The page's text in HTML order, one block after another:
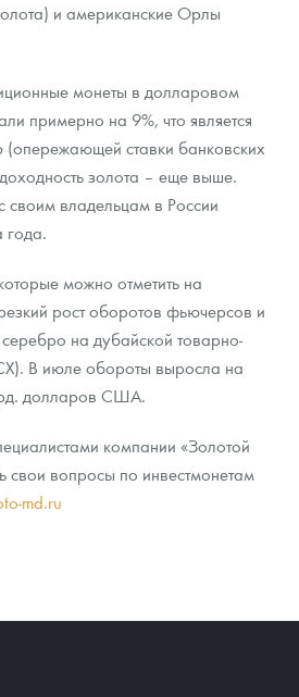
и американские Орлы
монеты в долларовом
примерно на 9%, что является
ставки банковских
золота – еще выше.
владельцам в России
года.
можно отметить на
рост оборотов фьючерсов и
на дубайской товарно-
В июле обороты выросла на
долларов США.
компании «Золотой
свои вопросы по инвестмонетам
md.ru